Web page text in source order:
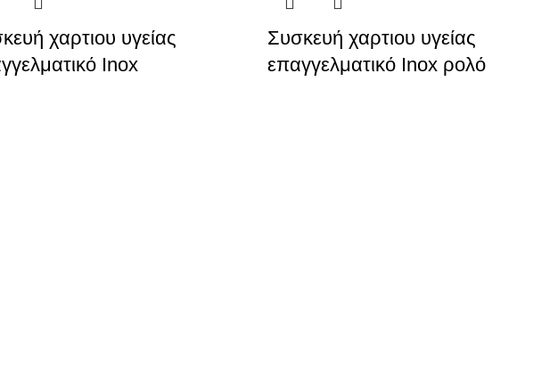
χαρτιου υγείας
Inox
Συσκευή χαρτιου υγείας
επαγγελματικό Inox ρολό